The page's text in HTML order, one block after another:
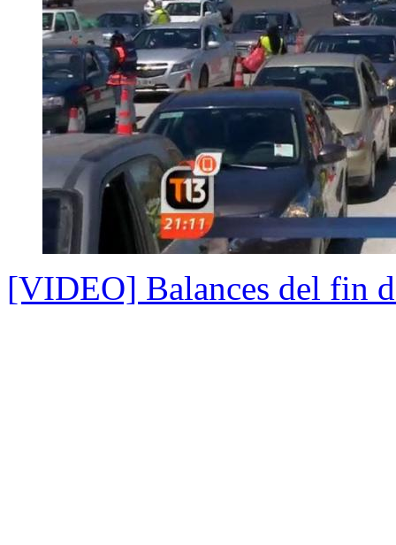
[VIDEO] Balances del fin